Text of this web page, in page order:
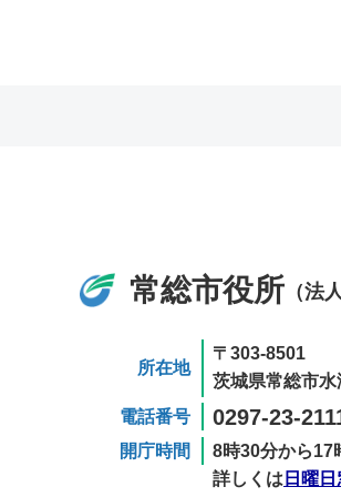
常総市役所 （法
所在地
〒303-8501
茨城県常総市
電話番号
0297-23-
開庁時間
8時30分から17
詳しくは 日曜